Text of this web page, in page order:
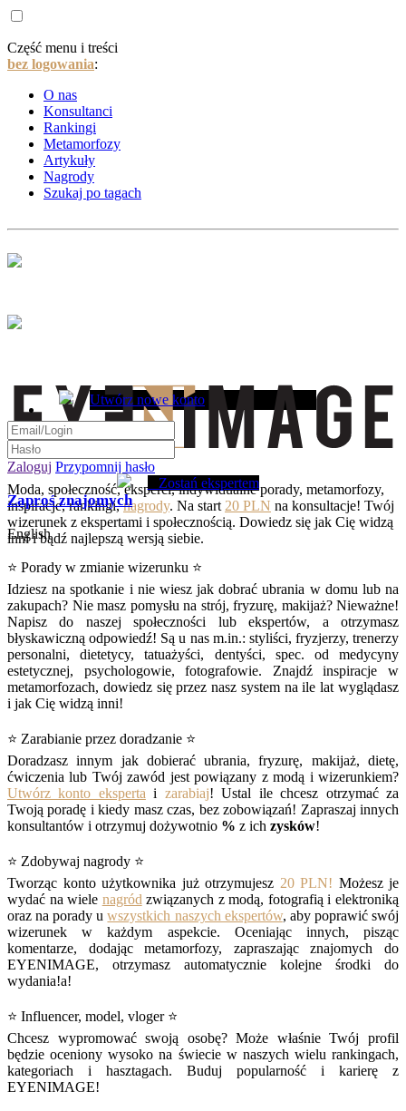
Część menu i treści
bez logowania:
O nas
Konsultanci
Rankingi
Metamorfozy
Artykuły
Nagrody
Szukaj po tagach
Moda, społeczność, eksperci, indywidualne porady, metamorfozy,
inspiracje, rankingi,nagrody. Na start 20 PLN na konsultacje! Twój
wizerunek z ekspertami i społecznością. Dowiedz się jak Cię widzą
inni i bądź najlepszą wersją siebie.
Utwórz nowe konto
Zaloguj Przypomnij hasło
Zostań ekspertem
Zaproś znajomych
English
⭐ Porady w zmianie wizerunku ⭐
Idziesz na spotkanie i nie wiesz jak dobrać ubrania w domu lub na
zakupach? Nie masz pomysłu na strój, fryzurę, makijaż? Nieważne!
Napisz do naszej społeczności lub ekspertów, a otrzymasz
błyskawiczną odpowiedź! Są u nas m.in.: styliści, fryzjerzy, trenerzy
personalni, dietetycy, tatuażyści, dentyści, spec. od medycyny
estetycznej, psychologowie, fotografowie. Znajdź inspiracje w
metamorfozach, dowiedz się przez nasz system na ile lat wyglądasz
i jak Cię widzą inni!
⭐ Zarabianie przez doradzanie ⭐
Doradzasz innym jak dobierać ubrania, fryzurę, makijaż, dietę,
ćwiczenia lub Twój zawód jest powiązany z modą i wizerunkiem?
Utwórz konto eksperta i zarabiaj! Ustal ile chcesz otrzymać za
Twoją poradę i kiedy masz czas, bez zobowiązań! Zapraszaj innych
konsultantów i otrzymuj dożywotnio % z ich zysków!
⭐ Zdobywaj nagrody ⭐
Tworząc konto użytkownika już otrzymujesz 20 PLN! Możesz je
wydać na wiele nagród związanych z modą, fotografią i elektroniką
oraz na porady uwszystkich naszych ekspertów, aby poprawić swój
wizerunek w każdym aspekcie. Oceniając innych, pisząc
komentarze, dodając metamorfozy, zapraszając znajomych do
EYENIMAGE, otrzymasz automatycznie kolejne środki do
wydania!a!
⭐ Influencer, model, vloger ⭐
Chcesz wypromować swoją osobę? Może właśnie Twój profil
będzie oceniony wysoko na świecie w naszych wielu rankingach,
kategoriach i hasztagach. Buduj popularność i karierę z
EYENIMAGE!